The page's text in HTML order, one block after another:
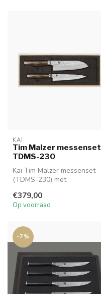
KAI
Tim Malzer messenset
TDMS-230
Kai Tim Malzer messenset
(TDMS-230) met
santoku mes (1...
€379,00
Op voorraad
-7%